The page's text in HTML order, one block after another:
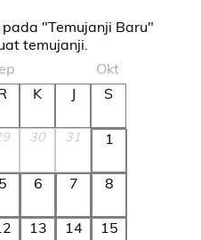
"Temujanji Baru"
temujanji.
Okt
K J S
30 31 1
5 6 7 8
13 14 15